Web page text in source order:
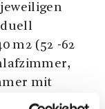
m2 (52 -62
mit